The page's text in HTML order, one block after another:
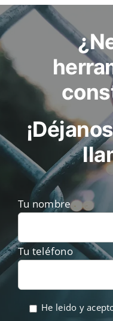
Tu nombre
Tu teléfono
He leido y